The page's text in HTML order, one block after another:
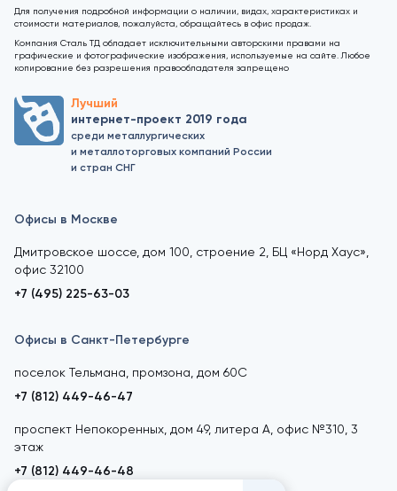
Для получения подробной информации о наличии, видах, характеристиках и
стоимости материалов, пожалуйста, обращайтесь в офис продаж.
Компания Сталь ТД обладает исключительными авторскими правами на
графические и фотографические изображения, используемые на сайте. Любое
копирование без разрешения правообладателя запрещено
Лучший
интернет-проект 2019 года
среди металлургических
и металлоторговых компаний России
и стран СНГ
Офисы в Москве
Дмитровское шоссе, дом 100, строение 2, БЦ «Норд Хаус»,
офис 32100
+7 (495) 225-63-03
Офисы в Санкт-Петербурге
поселок Тельмана, промзона, дом 60С
+7 (812) 449-46-47
проспект Непокоренных, дом 49, литера А, офис №310, 3
этаж
+7 (812) 449-46-48